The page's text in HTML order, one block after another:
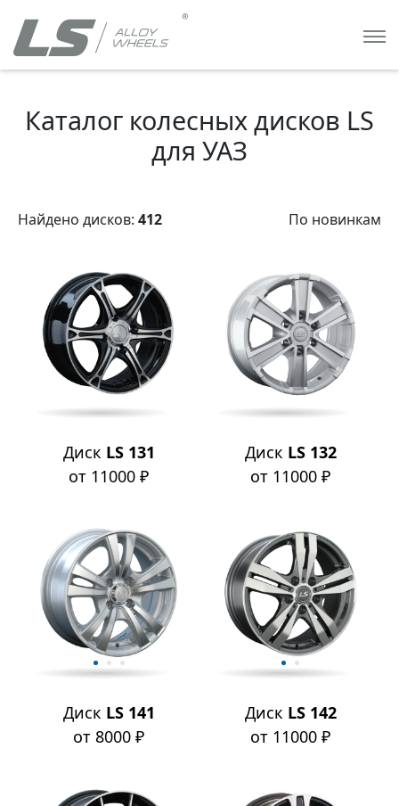
Каталог колесных дисков LS
для УАЗ
Найдено дисков: 412 По новинкам
Диск LS 131
от 11000 ₽
Диск LS 132
от 11000 ₽
Диск LS 141
от 8000 ₽
Диск LS 142
от 11000 ₽